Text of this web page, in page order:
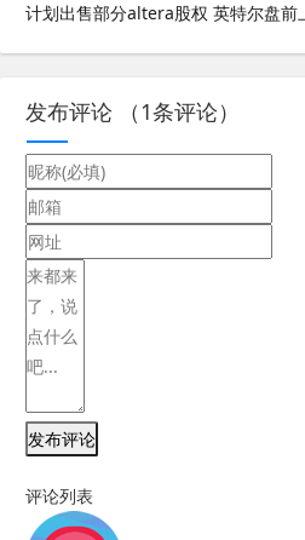
计划出售部分altera股权 英特尔盘前
发布评论 （1条评论）
发布评论
评论列表